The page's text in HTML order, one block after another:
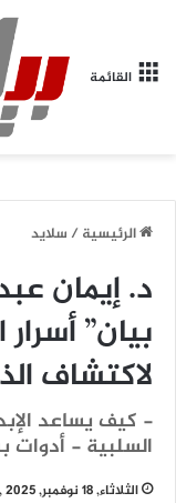
القائمة
الرئيسية/ سلايد
د. إيمان
بيان”
لاكتشاف
- كيف يساعد
السلبية - أدوات
الثلاثاء, 18 نوفمبر, 2025 , 5:33 م